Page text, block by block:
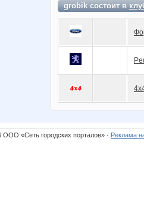
grobik состоит в
ООО «Сеть городских порталов» · Реклама